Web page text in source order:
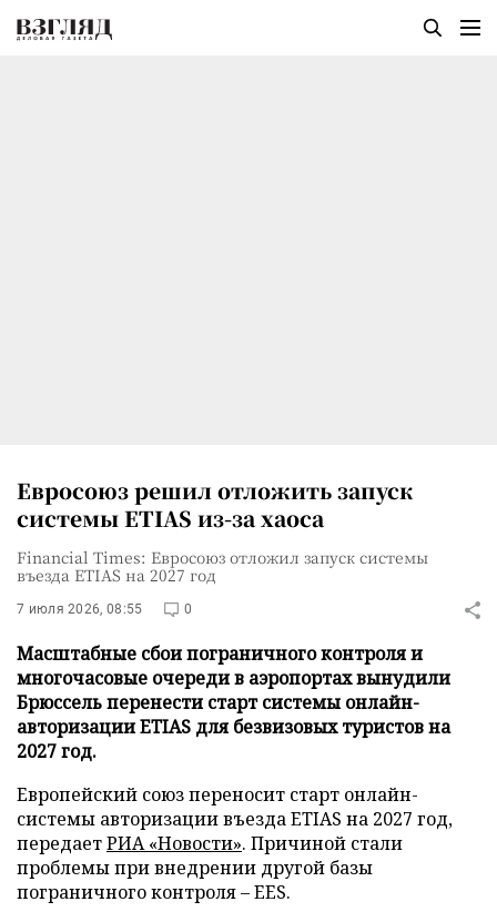
Евросоюз решил отложить запуск
системы ETIAS из-за хаоса
Financial Times: Евросоюз отложил запуск системы
въезда ETIAS на 2027 год
7 июля 2026, 08:55 0
Масштабные сбои пограничного контроля и
многочасовые очереди в аэропортах вынудили
Брюссель перенести старт системы онлайн-
авторизации ETIAS для безвизовых туристов на
2027 год.
Европейский союз переносит старт онлайн-
системы авторизации въезда ETIAS на 2027 год,
передаетРИА «Новости». Причиной стали
проблемы при внедрении другой базы
пограничного контроля – EES.